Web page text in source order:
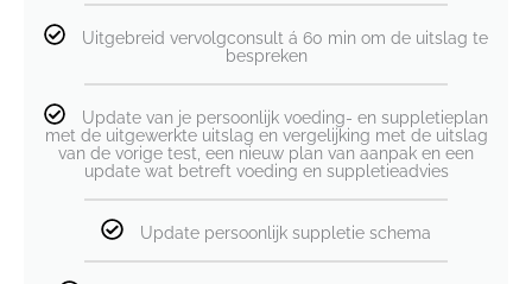
Uitgebreid vervolgconsult á 60 min om de uitslag te
bespreken
Update van je persoonlijk voeding- en suppletieplan
met de uitgewerkte uitslag en vergelijking met de uitslag
van de vorige test, een nieuw plan van aanpak en een
update wat betreft voeding en suppletieadvies
Update persoonlijk suppletie schema